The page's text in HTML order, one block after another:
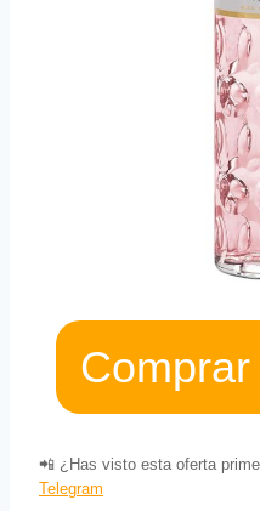
📲 ¿Has visto esta oferta
Telegram